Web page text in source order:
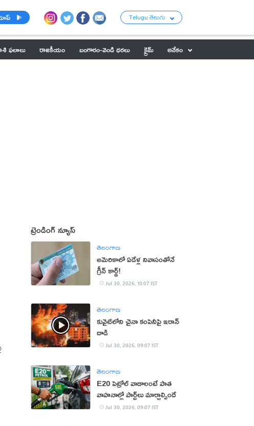
Telugu తెలుగు
ఫలాలు రాజకీయం బంగారం-వెండి ధరలు క్రైమ్
అనేకం
ట్రెండింగ్ న్యూస్
తెలంగాణ
అమెరికాలో ఏడేళ్ల నివాసంతోనే
గ్రీన్ కార్డ్!
Jul 30, 2026, 10:07 IST
తెలంగాణ
కువైట్‌లోని చైనా కంపెనీపై ఇరాన్
దాడి
Jul 30, 2026, 09:07 IST
తెలంగాణ
E20 పెట్రోల్ వాడాలంటే పాత
వాహనాల్లో పార్ట్‌లు మార్చాల్సిందే
Jul 30, 2026, 09:07 IST